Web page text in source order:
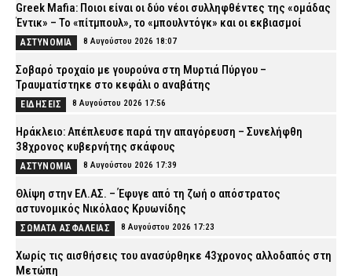
Greek Mafia: Ποιοι είναι οι δύο νέοι συλληφθέντες της «ομάδας
Έντικ» – Το «πίτμπουλ», το «μπουλντόγκ» και οι εκβιασμοί
ΑΣΤΥΝΟΜΙΑ 8 Αυγούστου 2026 18:07
Σοβαρό τροχαίο με γουρούνα στη Μυρτιά Πύργου –
Τραυματίστηκε στο κεφάλι ο αναβάτης
ΕΙΔΗΣΕΙΣ 8 Αυγούστου 2026 17:56
Ηράκλειο: Απέπλευσε παρά την απαγόρευση – Συνελήφθη
38χρονος κυβερνήτης σκάφους
ΑΣΤΥΝΟΜΙΑ 8 Αυγούστου 2026 17:39
Θλίψη στην ΕΛ.ΑΣ. – Έφυγε από τη ζωή ο απόστρατος
αστυνομικός Νικόλαος Κρυωνίδης
ΣΩΜΑΤΑ ΑΣΦΑΛΕΙΑΣ 8 Αυγούστου 2026 17:23
Χωρίς τις αισθήσεις του ανασύρθηκε 43χρονος αλλοδαπός στη
Μετώπη